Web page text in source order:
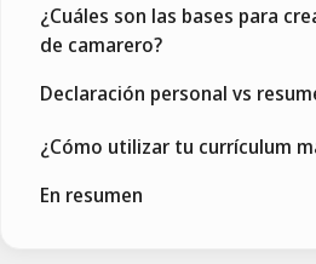
¿Cuáles son las bases para
de camarero?
Declaración personal vs
¿Cómo utilizar tu currículum
En resumen